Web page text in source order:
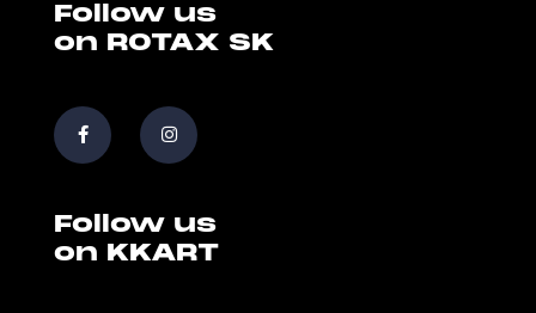
Follow us
on ROTAX SK
Follow us
on KKART